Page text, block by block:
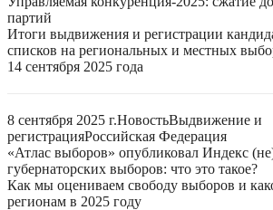
партий
Итоги выдвижения и регистрации
списков на региональных и местных
14 сентября 2025 года
8 сентября 2025 г.НовостьВыдвижение и
регистрацияРоссийская Федерация
«Атлас выборов» опубликовал Индекс
губернаторских выборов: что это такое?
Как мы оцениваем свободу выборов и
регионам в 2025 году